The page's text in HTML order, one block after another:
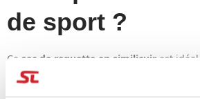
de sport ?
Ce sac de raquette en similicuir est
recherchent un produit complet, alliant
fonctionnalité et protection. Ses